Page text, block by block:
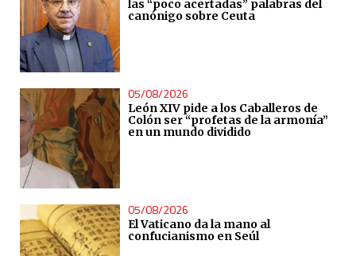
las “poco acertadas” palabras del
canónigo sobre Ceuta
05/08/2026
León XIV pide a los Caballeros de
Colón ser “profetas de la armonía”
en un mundo dividido
05/08/2026
El Vaticano da la mano al
confucianismo en Seúl